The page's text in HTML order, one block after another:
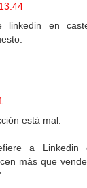
linkedin en
está mal.
a Linkedin
más que